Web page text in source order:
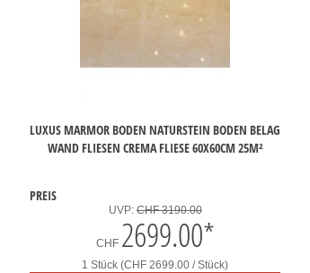
LUXUS MARMOR BODEN NATURSTEIN BODEN BELAG
WAND FLIESEN CREMA FLIESE 60X60CM 25M²
PREIS
UVP:CHF 3190.00
CHF 2699.00*
1 Stück (CHF 2699.00 / Stück)